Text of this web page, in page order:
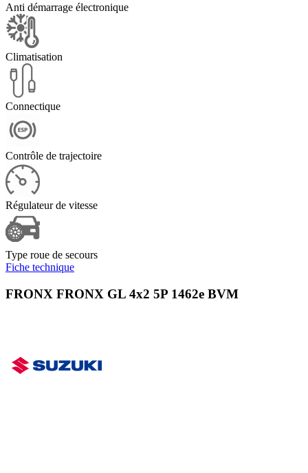
Anti démarrage électronique
Climatisation
Connectique
Contrôle de trajectoire
Régulateur de vitesse
Type roue de secours
Fiche technique
FRONX FRONX GL 4x2 5P 1462e BVM